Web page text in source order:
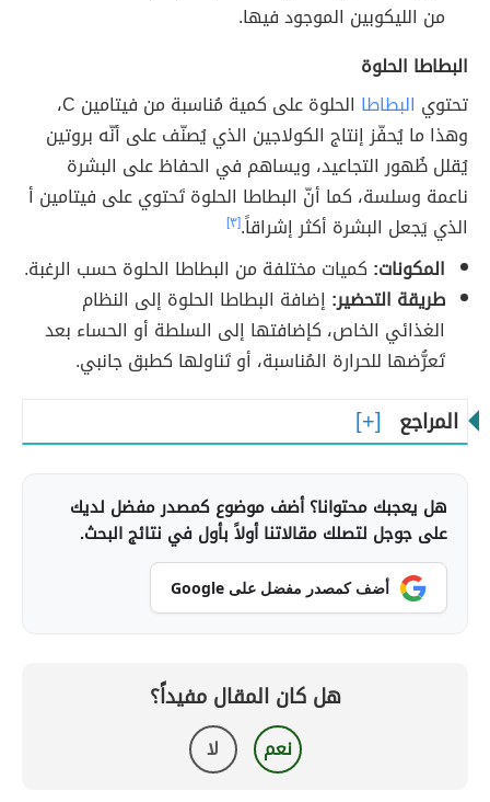
من الليكوبين الموجود فيها.
البطاطا الحلوة
تحتوي البطاطا
الحلوة على كمية مُناسبة من فيتامين C،
وهذا ما يُحفّز إنتاج الكولاجين الذي يُصنّف على أنّه بروتين
يُقلل ظُهور التجاعيد، ويساهم في الحفاظ على البشرة
ناعمة وسلسة، كما أنّ البطاطا الحلوة تَحتوي على فيتامين أ
الذي يَجعل البشرة أكثر إشراقاً.[٣]
المكونات: كميات مختلفة من البطاطا الحلوة حسب الرغبة.
طريقة التحضير: إضافة البطاطا الحلوة إلى النظام
الغذائي الخاص، كإضافتها إلى السلطة أو الحساء بعد
تَعرُّضها للحرارة المُناسبة، أو تَناولها كطبق جانبي.
المراجع
هل يعجبك محتوانا؟ أضف موضوع كمصدر مفضل لديك
على جوجل لتصلك مقالاتنا أولاً بأول في نتائج البحث.
أضف كمصدر مفضل على Google
هل كان المقال مفيداً؟
نعم لا